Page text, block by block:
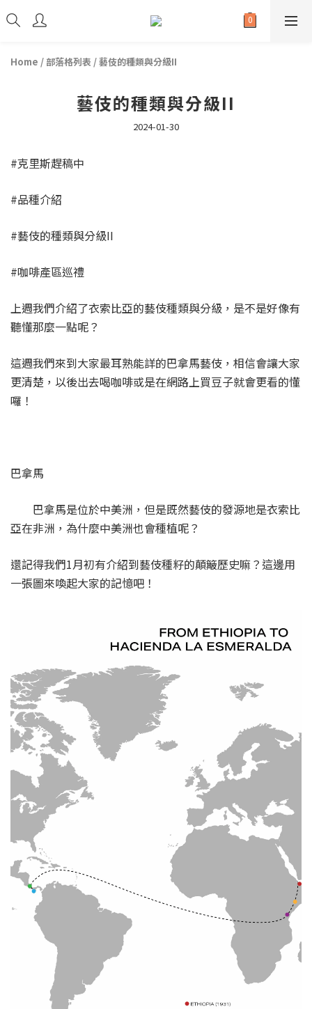
Home / 部落格列表 /藝伎的種類與分級II
藝伎的種類與分級II
2024-01-30
#克里斯趕稿中
#品種介紹
#藝伎的種類與分級II
#咖啡產區巡禮
上週我們介紹了衣索比亞的藝伎種類與分級，是不是好像有
聽懂那麼一點呢？
這週我們來到大家最耳熟能詳的巴拿馬藝伎，相信會讓大家
更清楚，以後出去喝咖啡或是在網路上買豆子就會更看的懂
囉！
巴拿馬
巴拿馬是位於中美洲，但是既然藝伎的發源地是衣索比
亞在非洲，為什麼中美洲也會種植呢？
還記得我們1月初有介紹到藝伎種籽的顛簸歷史嘛？這邊用
一張圖來喚起大家的記憶吧！